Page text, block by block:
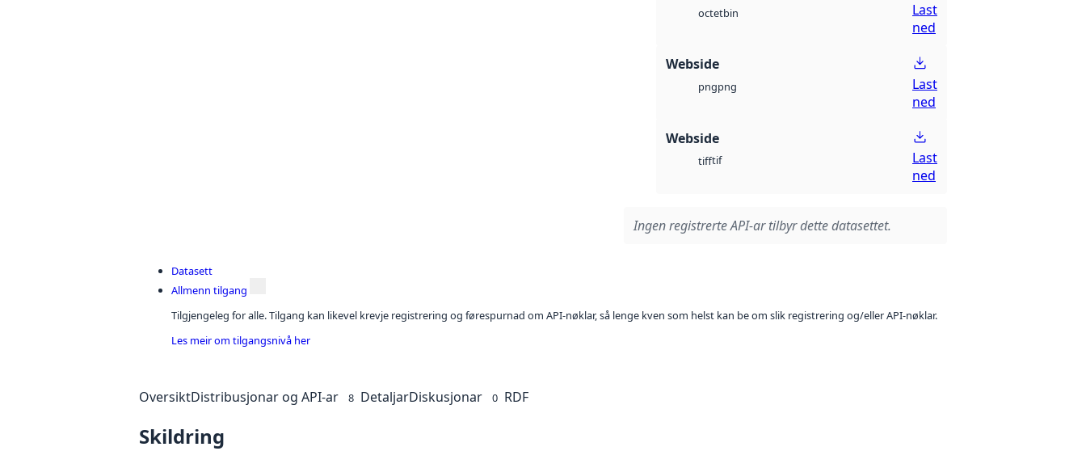
octetbin
Last
ned
Webside
pngpng
Last
ned
Webside
tifftif
Last
ned
Ingen registrerte API-ar tilbyr dette datasettet.
Datasett
Allmenn tilgang
Tilgjengeleg for alle. Tilgang kan likevel krevje registrering og førespurnad om API-nøklar, så lenge kven som helst kan be om slik registrering og/eller API-nøklar.
Les meir om tilgangsnivå her
OversiktDistribusjonar og API-ar 8 DetaljarDiskusjonar 0 RDF
Skildring